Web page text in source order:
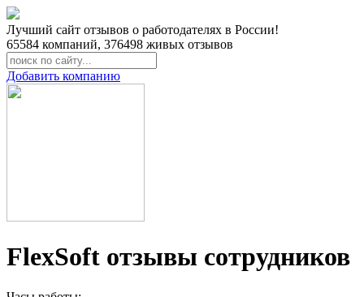
Лучший сайт отзывов о работодателях в России!
65584 компаний, 376498 живых отзывов
Добавить компанию
FlexSoft отзывы сотрудников